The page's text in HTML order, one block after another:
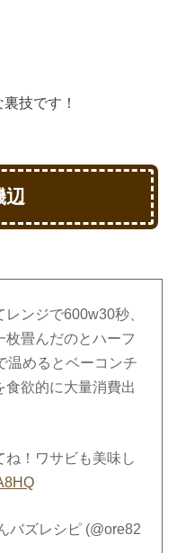
技です！
辺
ンジで600w30秒、
畳んだのとハーフ
温めるとベーコンチ
食欲的に大量消費出
！ワサビも美味し
バズレシピ (@ore82